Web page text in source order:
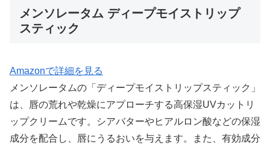
メンソレータム ディープモイストリップ
スティック
Amazonで詳細を見る
メンソレータムの「ディープモイストリップスティック」
は、唇の荒れや乾燥にアプローチする高保湿UVカットリ
ップクリームです。シアバターやヒアルロン酸などの保湿
成分を配合し、唇にうるおいを与えます。また、有効成分